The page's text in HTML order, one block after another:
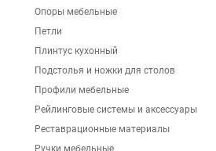
Опоры мебельные
Петли
Плинтус кухонный
Подстолья и ножки для столов
Профили мебельные
Рейлинговые системы и аксессуары
Реставрационные материалы
Ручки мебельные